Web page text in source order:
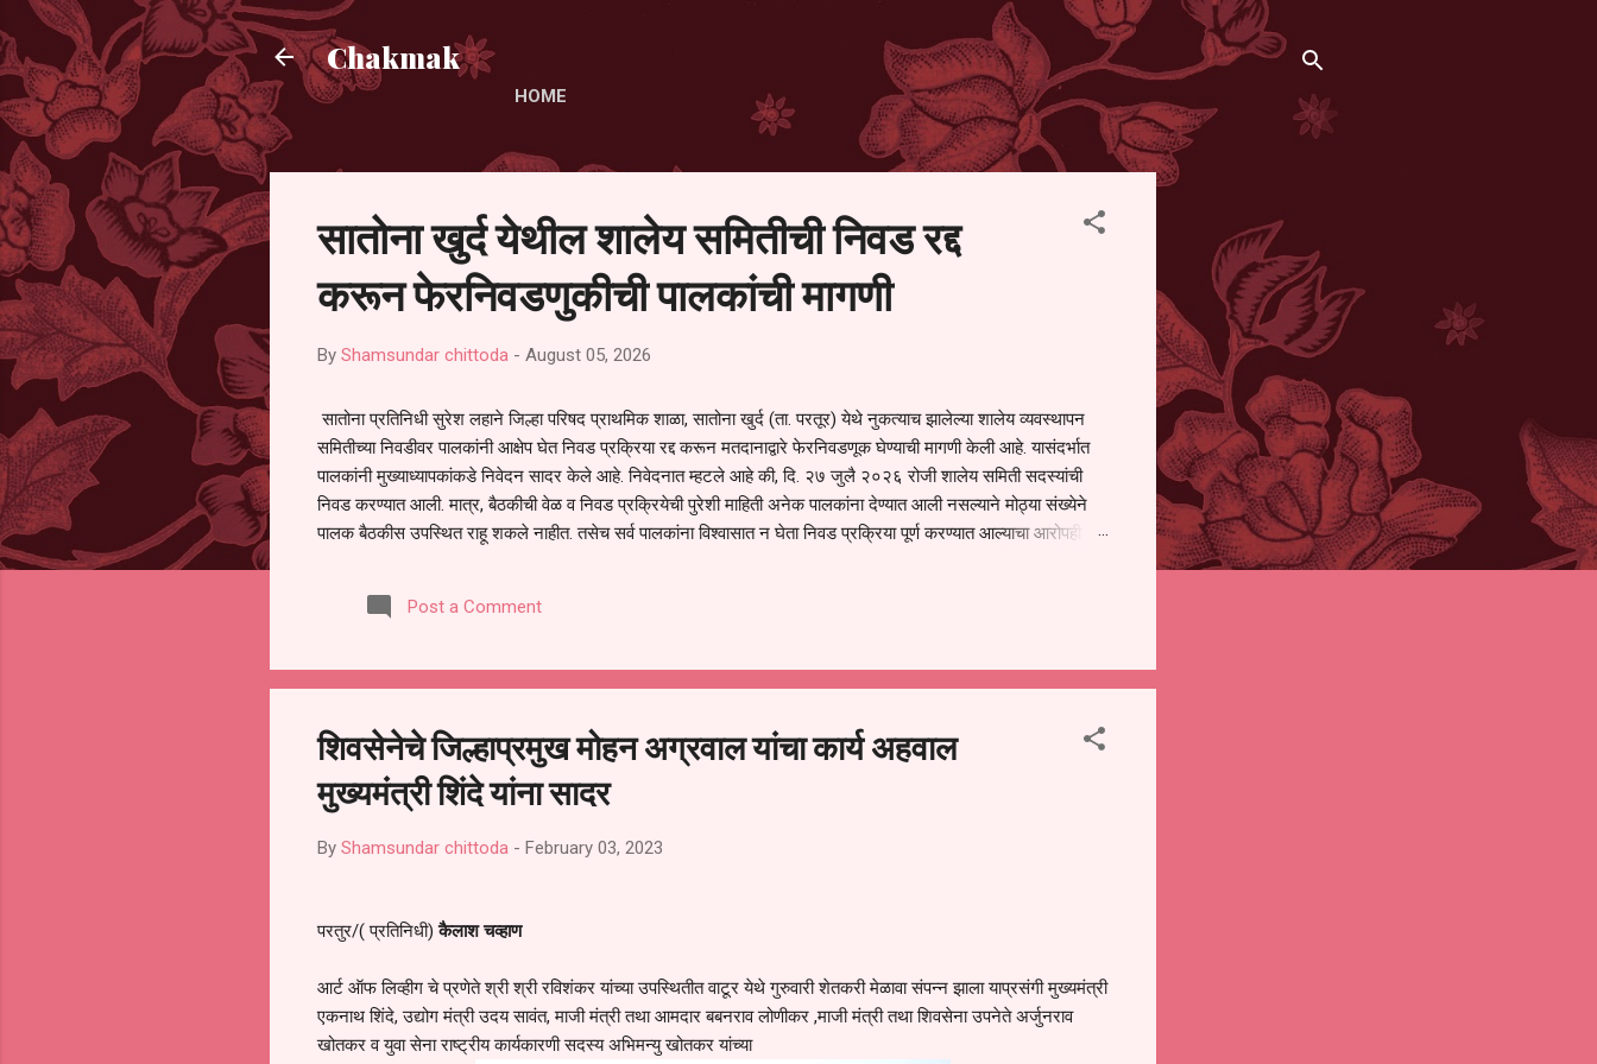
Chakmak
HOME
सातोना खुर्द येथील शालेय समितीची निवड रद्द
करून फेरनिवडणुकीची पालकांची मागणी
By Shamsundar chittoda - August 05, 2026
सातोना प्रतिनिधी सुरेश लहाने जिल्हा परिषद प्राथमिक शाळा, सातोना खुर्द (ता. परतूर) येथे नुकत्याच झालेल्या शालेय व्यवस्थापन
समितीच्या निवडीवर पालकांनी आक्षेप घेत निवड प्रक्रिया रद्द करून मतदानाद्वारे फेरनिवडणूक घेण्याची मागणी केली आहे. यासंदर्भात
पालकांनी मुख्याध्यापकांकडे निवेदन सादर केले आहे. निवेदनात म्हटले आहे की, दि. २७ जुलै २०२६ रोजी शालेय समिती सदस्यांची
निवड करण्यात आली. मात्र, बैठकीची वेळ व निवड प्रक्रियेची पुरेशी माहिती अनेक पालकांना देण्यात आली नसल्याने मोठ्या संख्येने
पालक बैठकीस उपस्थित राहू शकले नाहीत. तसेच सर्व पालकांना विश्वासात न घेता निवड प्रक्रिया पूर्ण करण्यात आल्याचा आरोपही
समितीची फेरनिवडणूक घेण्यात यावी, अशी मागणी पालकांनी केली आहे. या निवेदनाच्या प्रती जिल्हा शिक्षण अधिकारी (प्राथमिक),
जालना तसेच तालुका शिक्षण अधिकारी, परतूर यांनाही पाठविण्यात आल्या असून प्रशासन याबाबत काय निर्णय घेते, याकडे पालकांचे
Post a Comment
शिवसेनेचे जिल्हाप्रमुख मोहन अग्रवाल यांचा कार्य अहवाल
मुख्यमंत्री शिंदे यांना सादर
By Shamsundar chittoda - February 03, 2023
परतुर/( प्रतिनिधी)कैलाश चव्हाण
आर्ट ऑफ लिव्हीग चे प्रणेते श्री श्री रविशंकर यांच्या उपस्थितीत वाटूर येथे गुरुवारी शेतकरी मेळावा संपन्न झाला याप्रसंगी मुख्यमंत्री
एकनाथ शिंदे, उद्योग मंत्री उदय सावंत, माजी मंत्री तथा आमदार बबनराव लोणीकर ,माजी मंत्री तथा शिवसेना उपनेते अर्जुनराव
खोतकर व युवा सेना राष्ट्रीय कार्यकारणी सदस्य अभिमन्यु खोतकर यांच्या